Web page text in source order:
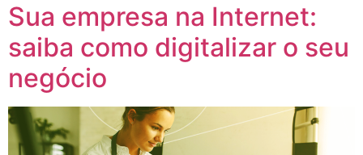
Sua empresa na Internet:
saiba como digitalizar o seu
negócio